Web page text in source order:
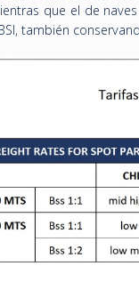
que el de
también